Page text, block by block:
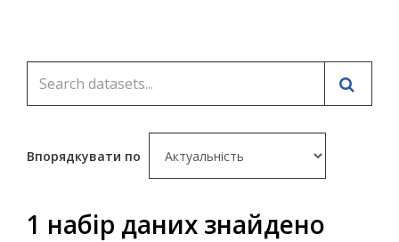
Впорядкувати по
1 набір даних знайдено